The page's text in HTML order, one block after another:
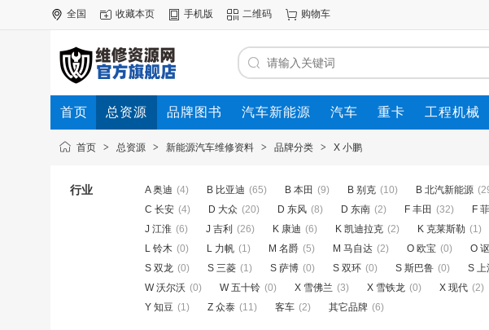
全国 收藏本页 手机版 二维码 购物车
首页 总资源 品牌图书 汽车新能源 汽车 重卡 工程机械
首页 > 总资源 > 新能源汽车维修资料 > 品牌分类 > X 小鹏
行业 A 奥迪 (4) B 比亚迪 (65) B 本田 (9) B 别克 (10) B 北汽新能源
C 长安 (4) D 大众 (20) D 东风 (8) D 东南 (2) F 丰田 (32) F
J 江淮 (6) J 吉利 (26) K 康迪 (6) K 凯迪拉克 (2) K 克莱斯勒 (1)
L 铃木 (0) L 力帆 (1) M 名爵 (5) M 马自达 (2) O 欧宝 (0) O
S 双龙 (0) S 三菱 (1) S 萨博 (0) S 双环 (0) S 斯巴鲁 (0) S 上
W 沃尔沃 (0) W 五十铃 (0) X 雪佛兰 (3) X 雪铁龙 (0) X 现代 (2)
Y 知豆 (1) Z 众泰 (11) 客车 (2) 其它品牌 (6)